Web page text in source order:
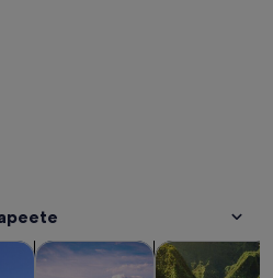
een nieuwe tab
& cultuurOpent een nieuwe
Privé- & gepersonaliseerde
Avontuur &